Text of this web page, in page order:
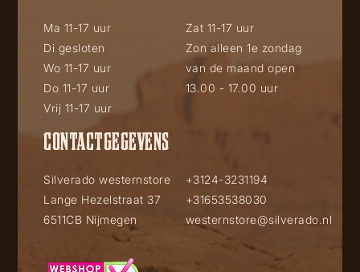
Ma 11-17 uur
Di gesloten
Wo 11-17 uur
Do 11-17 uur
Vrij 11-17 uur
Zat 11-17 uur
Zon alleen 1e zondag
van de maand open
13.00 - 17.00 uur
CONTACTGEGEVENS
Silverado westernstore
Lange Hezelstraat 37
6511CB Nijmegen
+3124-3231194
+31653538030
westernstore@silverado.nl